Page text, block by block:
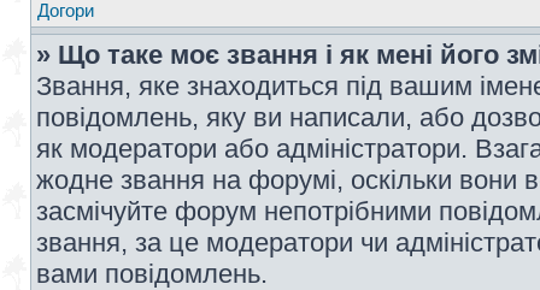
Догори
» Що таке моє звання і як мені його
Звання, яке знаходиться під вашим
повідомлень, яку ви написали, або
як модератори або адміністратори.
жодне звання на форумі, оскільки вони
засмічуйте форум непотрібними
звання, за це модератори чи
вами повідомлень.